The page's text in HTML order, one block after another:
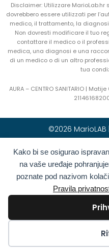
Kako bi se osigurao
na vaše uređaje
poznate pod nazivom
Pravila
Disclaimer: Utilizzare
dovrebbero essere utilizzati per
medico, il trattamento, la
Non dovresti modificare il tuo
contattare il medico o il
medica, una diagnosi e una
di un medico o di un altro
tua
AURA – CENTRO SANITARIO |
©2026
Hrvatski(Croato)
Deutsch(
Română(
Български(Bulgaro
Greco)